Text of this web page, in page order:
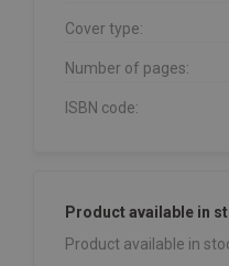
Cover type:
Number of pages:
ISBN code:
Product available in
Product available in